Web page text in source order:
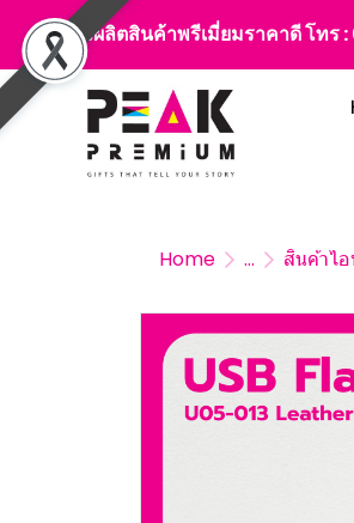
สั่งผลิตสินค้าพรีเมี่ยมราคาดี โทร :
Home ... สินค้าไ